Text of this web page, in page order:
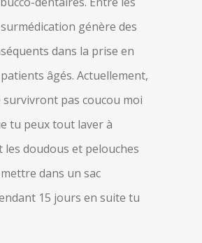
génère des
dans la prise en
âgés. Actuellement,
survivront pas coucou moi
tu peux tout laver à
les doudous et pelouches
dans un sac
15 jours en suite tu